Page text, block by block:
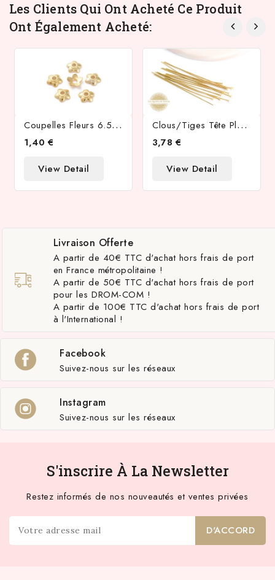
Les Clients Qui Ont Acheté Ce Produit
Ont Également Acheté:
C
Oupelles Fleurs 6.5mm Pour Perles En Zamak Doré
1,40 €
View Detail
C
Lous/tiges Tête Plate 50x0.7mm En Acier 304 Or 18K
3,78 €
View Detail
Livraison Offerte
A partir de 40€ TTC d'achat hors frais de port
en France métropolitaine !
A partir de 50€ TTC d'achat hors frais de port
pour les DROM-COM !
A partir de 100€ TTC d'achat hors frais de port
à l'International !
Facebook
Suivez-nous sur les réseaux
Instagram
Suivez-nous sur les réseaux
S'inscrire À La Newsletter
Restez informés de nos nouveautés et ventes privées